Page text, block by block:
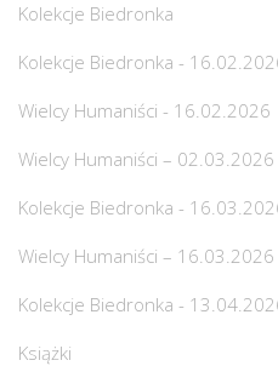
Kolekcje Biedronka
Kolekcje Biedronka -
Wielcy Humaniści - 16.02.2026
Wielcy Humaniści – 02.03.2026
Kolekcje Biedronka -
Wielcy Humaniści – 16.03.2026
Kolekcje Biedronka -
Książki